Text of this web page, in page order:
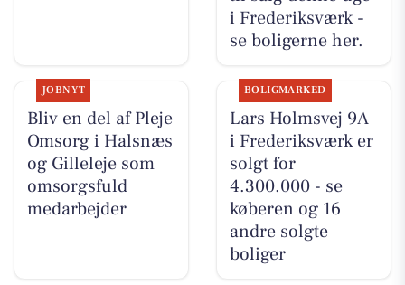
i Frederiksværk -
se boligerne her.
JOBNYT
Bliv en del af Pleje
Omsorg i Halsnæs
og Gilleleje som
omsorgsfuld
medarbejder
BOLIGMARKED
Lars Holmsvej 9A
i Frederiksværk er
solgt for
4.300.000 - se
køberen og 16
andre solgte
boliger